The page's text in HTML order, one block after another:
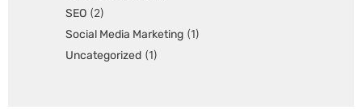
SEO (2)
Social Media Marketing (1)
Uncategorized (1)